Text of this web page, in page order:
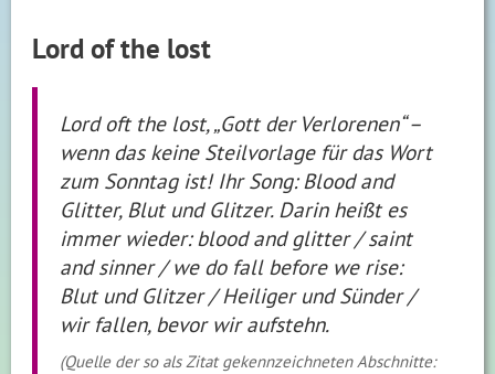
Lord of the lost
Lord oft the lost, „Gott der Verlorenen“ –
wenn das keine Steilvorlage für das Wort
zum Sonntag ist! Ihr Song: Blood and
Glitter, Blut und Glitzer. Darin heißt es
immer wieder: blood and glitter / saint
and sinner / we do fall before we rise:
Blut und Glitzer / Heiliger und Sünder /
wir fallen, bevor wir aufstehn.
(Quelle der so als Zitat gekennzeichneten Abschnitte: